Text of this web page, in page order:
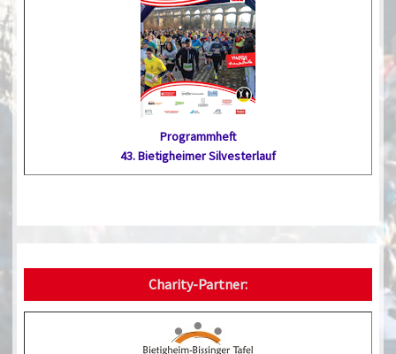
Programmheft
43. Bietig­heimer Silvester­lauf
Charity-Partner: